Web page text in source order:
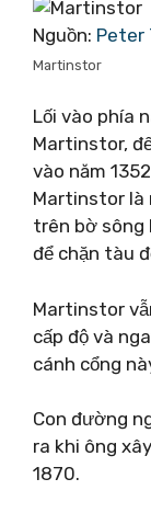
Nguồn: Peter
Martinstor
Lối vào phía
Martinstor,
vào năm
Martinstor là
trên bờ sông
để chặn tàu
Martinstor
cấp độ và
cánh cổng
Con đường
ra khi ông
1870.